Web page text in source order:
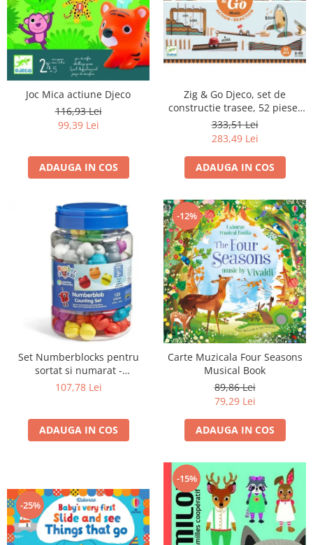
Joc Mica actiune Djeco
116,93 Lei
99,39 Lei
ADAUGA IN COS
Zig & Go Djeco, set de
constructie trasee, 52 piese-
Muzica
333,51 Lei
283,49 Lei
ADAUGA IN COS
Set Numberblocks pentru
sortat si numarat -
Numberblob
107,78 Lei
ADAUGA IN COS
-12%
Carte Muzicala Four Seasons
Musical Book
89,86 Lei
79,29 Lei
ADAUGA IN COS
-25%
-15%